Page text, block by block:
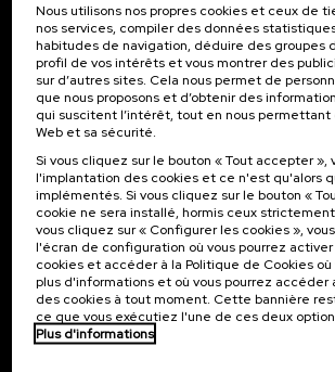
Inscrivez-vous pour être le premier à recevoir les
actualités de l'UIK.
S'abonner
Contact
Palacio Miramar
Paseo de Miraconcha, 48
20007 Donostia / San Sebastián
Gipuzkoa, Spain
Contactez-nous!
Activités
Suivez-nous
Nous utilisons nos propres cookies et ceux de
nos services, compiler des données
habitudes de navigation, déduire des groupes
profil de vos intérêts et vous montrer des
sur d’autres sites. Cela nous permet de
que nous proposons et d’obtenir des
qui suscitent l’intérêt, tout en nous permettant
Web et sa sécurité.
Si vous cliquez sur le bouton « Tout accepter »,
l'implantation des cookies et ce n'est qu'alors
implémentés. Si vous cliquez sur le bouton «
cookie ne sera installé, hormis ceux
vous cliquez sur « Configurer les cookies »,
l'écran de configuration où vous pourrez
cookies et accéder à la Politique de Cookies
plus d'informations et où vous pourrez accéder
des cookies à tout moment. Cette bannière
ce que vous exécutiez l'une de ces deux
Plus d'informations